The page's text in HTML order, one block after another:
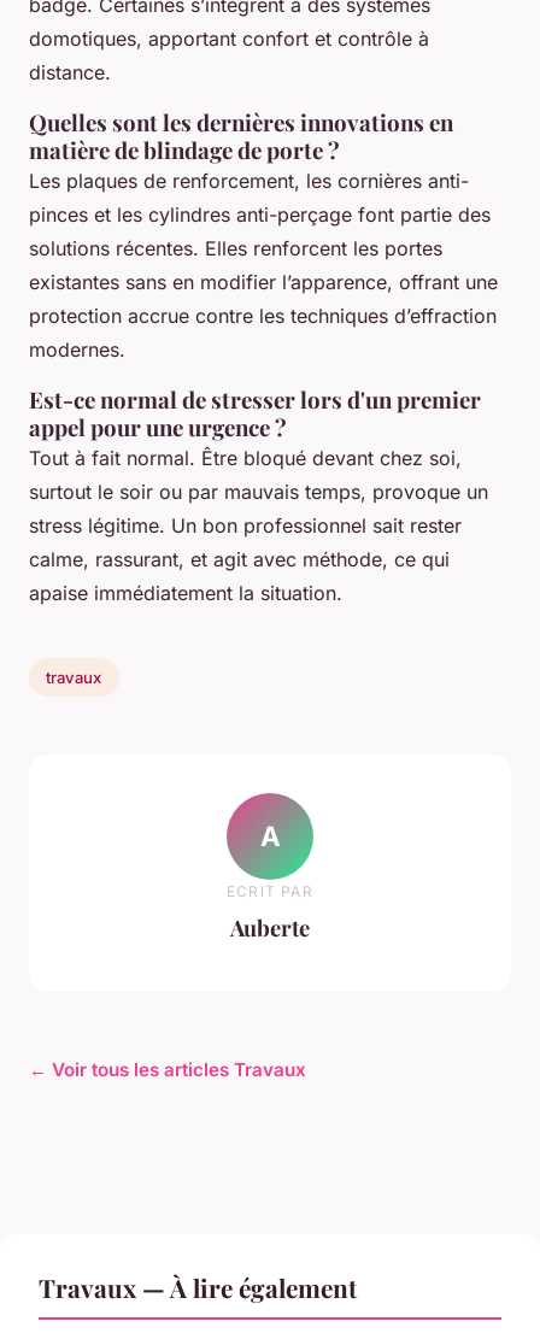
badge. Certaines s’intègrent à des systèmes
domotiques, apportant confort et contrôle à
distance.
Quelles sont les dernières innovations en
matière de blindage de porte ?
Les plaques de renforcement, les cornières anti-
pinces et les cylindres anti-perçage font partie des
solutions récentes. Elles renforcent les portes
existantes sans en modifier l’apparence, offrant une
protection accrue contre les techniques d’effraction
modernes.
Est-ce normal de stresser lors d'un premier
appel pour une urgence ?
Tout à fait normal. Être bloqué devant chez soi,
surtout le soir ou par mauvais temps, provoque un
stress légitime. Un bon professionnel sait rester
calme, rassurant, et agit avec méthode, ce qui
apaise immédiatement la situation.
travaux
A
ECRIT PAR
Auberte
← Voir tous les articles Travaux
Travaux — À lire également